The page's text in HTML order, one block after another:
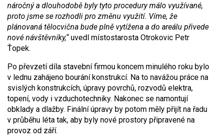
náročný a dlouhodobě byly tyto procedury málo využívané,
proto jsme se rozhodli pro změnu využití. Víme, že
plánovaná tělocvična bude plně vytížena a do areálu přivede
nové návštěvníky,“uvedl místostarosta Otrokovic Petr
Ťopek.
Po převzetí díla stavební firmou koncem minulého roku bylo
v lednu zahájeno bourání konstrukcí. Na to navážou práce na
svislých konstrukcích, úpravy povrchů, rozvodů elektra,
topení, vody i vzduchotechniky. Nakonec se namontují
obklady a dlažby. Finální úpravy by potom měly přijít na řadu
v průběhu léta tak, aby byly nové prostory připravené na
provoz od září.